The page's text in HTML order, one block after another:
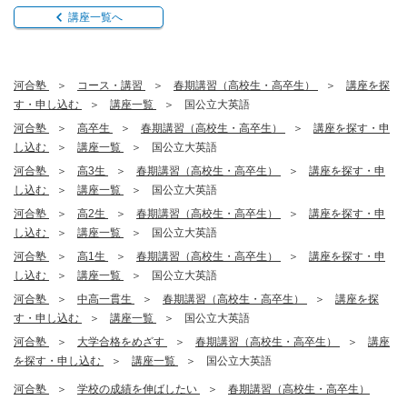
講座一覧へ
河合塾 コース・講習 春期講習（高校生・高卒生）
講座を探
す・申し込む
講座一覧
国公立大英語
河合塾
高卒生 春期講習（高校生・高卒生）
講座を探す・申
し込む
講座一覧
国公立大英語
河合塾
高3生 春期講習（高校生・高卒生）
講座を探す・申
し込む
講座一覧
国公立大英語
河合塾
高2生 春期講習（高校生・高卒生）
講座を探す・申
し込む
講座一覧
国公立大英語
河合塾
高1生 春期講習（高校生・高卒生）
講座を探す・申
し込む
講座一覧
国公立大英語
河合塾
中高一貫生 春期講習（高校生・高卒生）
講座を探
す・申し込む
講座一覧
国公立大英語
河合塾
大学合格をめざす 春期講習（高校生・高卒生）
講座
を探す・申し込む
講座一覧 国公立大英語
河合塾 学校の成績を伸ばしたい
春期講習（高校生・高卒生）